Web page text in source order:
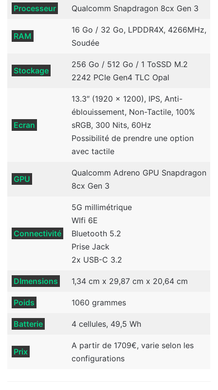
Processeur Qualcomm Snapdragon 8cx Gen 3
RAM
16 Go / 32 Go, LPDDR4X, 4266MHz,
Soudée
Stockage
256 Go / 512 Go / 1 ToSSD M.2
2242 PCIe Gen4 TLC Opal
Ecran
13.3″ (1920 x 1200), IPS, Anti-
éblouissement, Non-Tactile, 100%
sRGB, 300 Nits, 60Hz
Possibilité de prendre une option
avec tactile
GPU
Qualcomm Adreno GPU Snapdragon
8cx Gen 3
Connectivité
5G millimétrique
WIfi 6E
Bluetooth 5.2
Prise Jack
2x USB-C 3.2
DImensions 1,34 cm x 29,87 cm x 20,64 cm
Poids 1060 grammes
Batterie 4 cellules, 49,5 Wh
Prix
A partir de 1709€, varie selon les
configurations